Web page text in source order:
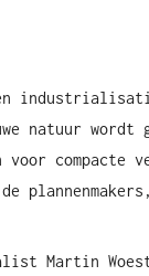
natuur
voor
Martin